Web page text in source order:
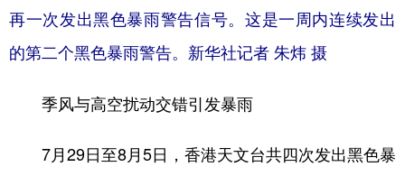
山东 河南 湖北 湖南
四川 贵州 云南
青海 宁夏
再一次发出黑色暴雨警告信号。这是一周内连续发出
的第二个黑色暴雨警告。新华社记者 朱炜 摄
季风与高空扰动交错引发暴雨
7月29日至8月5日，香港天文台共四次发出黑色暴